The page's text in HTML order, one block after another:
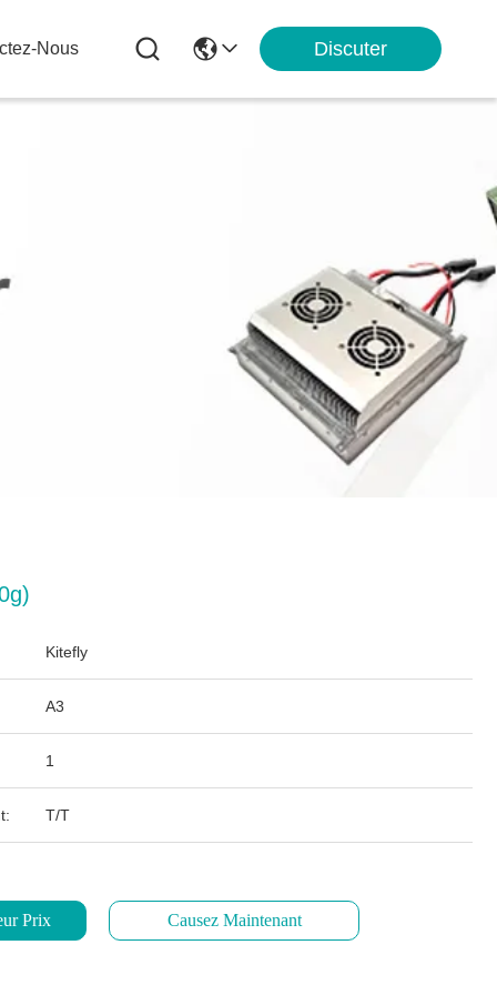
Nous Discuter
Kitefly
A3
1
T/T
Prix Causez Maintenant